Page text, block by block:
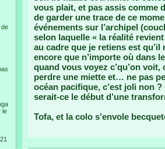
de
le
vous plait, et pas assis comme
de garder une trace de ce
événements sur l’archipel
selon laquelle « la réalité
au cadre que je retiens est
encore que n’importe où dans
quand vous voyez c’qu’on voit,
perdre une miette et… ne pas
océan pacifique, c’est joli non ?
serait-ce le début d’une
Tofa, et la colo s’envole